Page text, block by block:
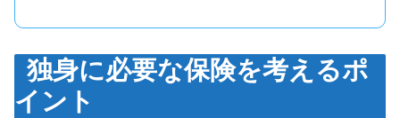
独身に必要な保険を考えるポ
イント